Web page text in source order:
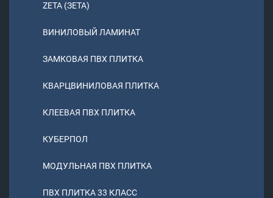
ZETA (ЗЕТА)
ВИНИЛОВЫЙ ЛАМИНАТ
ЗАМКОВАЯ ПВХ ПЛИТКА
КВАРЦВИНИЛОВАЯ ПЛИТКА
КЛЕЕВАЯ ПВХ ПЛИТКА
КУБЕРПОЛ
МОДУЛЬНАЯ ПВХ ПЛИТКА
ПВХ ПЛИТКА 33 КЛАСС